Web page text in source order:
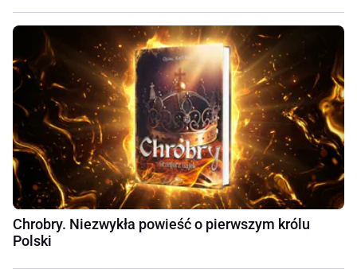
Chrobry. Niezwykła powieść o pierwszym królu
Polski